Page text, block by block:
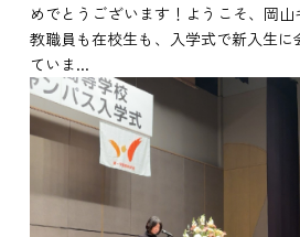
めでとうございます！ようこそ、岡
教職員も在校生も、入学式で新入生に
ていま...